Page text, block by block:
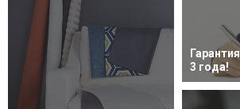
Гарантия
3 года!